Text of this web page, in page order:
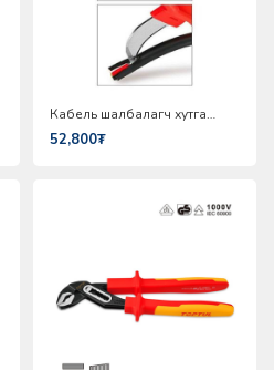
Кабель шалбалагч хутга
Toptul SFAB5020V4
52,800₮